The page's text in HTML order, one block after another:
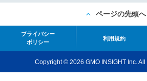
ページの先頭へ
プライバシー
ポリシー
利用規約
Copyright © 2026 GMO INSIGHT Inc. All